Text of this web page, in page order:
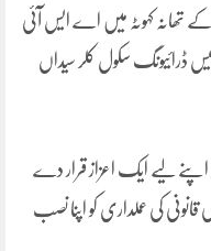
تھانہ کہوٹہ میں اے ایس آئی
ڈرائیونگ سکول کلر سیداں
اپنے لیے ایک اعزاز قرار دے
کی عملداری کو اپنا نصب